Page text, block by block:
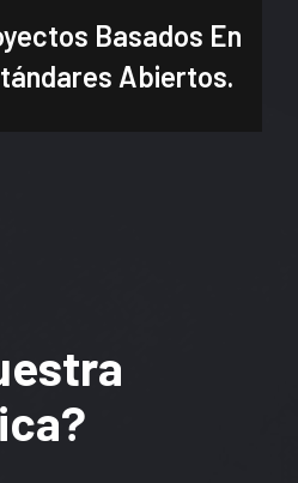
Basados En
Abiertos.